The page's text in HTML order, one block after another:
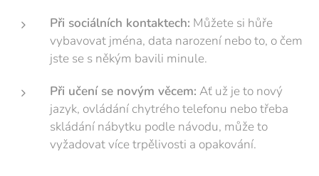
Při sociálních kontaktech: Můžete si hůře
vybavovat jména, data narození nebo to, o čem
jste se s někým bavili minule.
Při učení se novým věcem: Ať už je to nový
jazyk, ovládání chytrého telefonu nebo třeba
skládání nábytku podle návodu, může to
vyžadovat více trpělivosti a opakování.